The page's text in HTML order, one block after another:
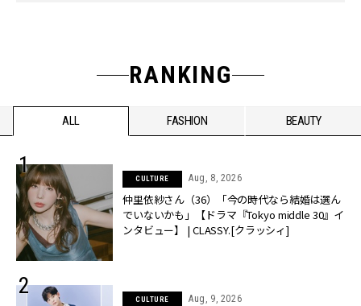
RANKING
ALL FASHION BEAUTY
CULTURE Aug, 8, 2026
仲里依紗さん（36）「今の時代なら結婚は選ん
でいないかも」【ドラマ『Tokyo middle 30』イ
ンタビュー】 | CLASSY.[クラッシィ]
CULTURE Aug, 9, 2026